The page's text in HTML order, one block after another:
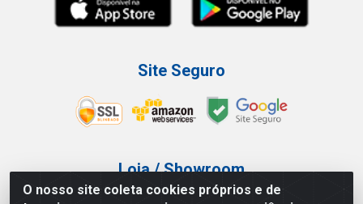
O nosso site coleta cookies próprios e de
Site Seguro
Loja / Showroom
Tel.: (11) 3227-0546